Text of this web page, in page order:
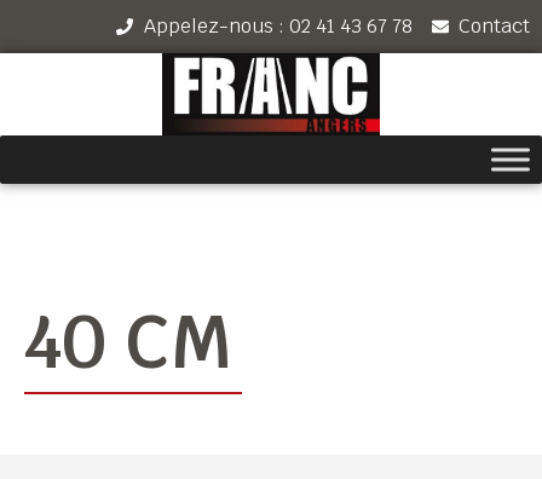
Appelez-nous : 02 41 43 67 78 Contact
40 CM